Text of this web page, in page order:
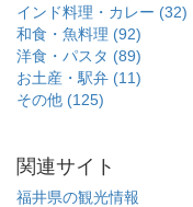
インド料理・カレー (32)
和食・魚料理 (92)
洋食・パスタ (89)
お土産・駅弁 (11)
その他 (125)
関連サイト
福井県の観光情報